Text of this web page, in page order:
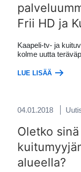
Frii HD ja
Kaapeli-tv- ja
kolme uutta
LUE LISÄÄ
04.01.2018
Oletko
alueella?